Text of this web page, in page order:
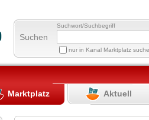
Suchen
Suchwort/Suchbegriff
nur in Kanal Marktplatz
Marktplatz Aktuell